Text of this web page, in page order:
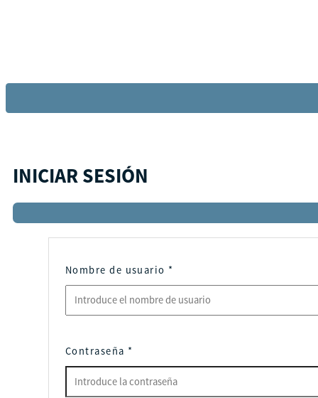
INICIAR SESIÓN
Nombre de usuario *
Contraseña *